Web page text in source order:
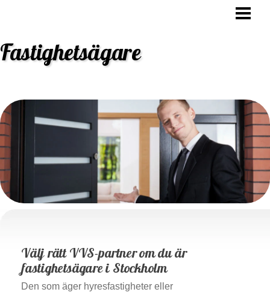
STAMBYTE
BLOGG
Fastighetsägare
Välj rätt VVS-partner om du är
fastighetsägare i Stockholm
Den som äger hyresfastigheter eller